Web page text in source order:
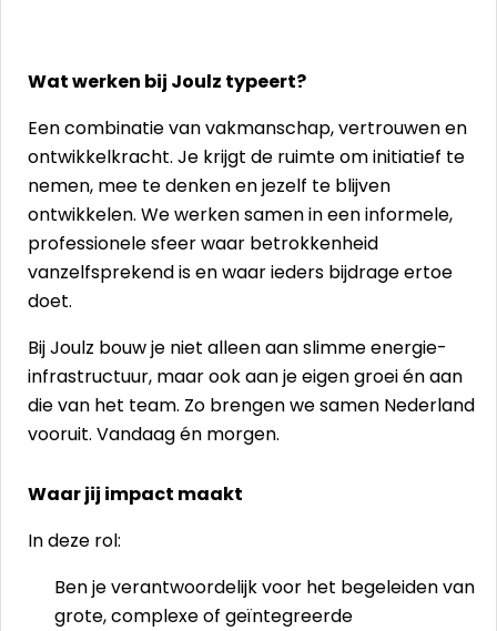
Wat werken bij Joulz typeert?
Een combinatie van vakmanschap, vertrouwen en
ontwikkelkracht. Je krijgt de ruimte om initiatief te
nemen, mee te denken en jezelf te blijven
ontwikkelen. We werken samen in een informele,
professionele sfeer waar betrokkenheid
vanzelfsprekend is en waar ieders bijdrage ertoe
doet.
Bij Joulz bouw je niet alleen aan slimme energie-
infrastructuur, maar ook aan je eigen groei én aan
die van het team. Zo brengen we samen Nederland
vooruit. Vandaag én morgen.
Waar jij impact maakt
In deze rol:
Ben je verantwoordelijk voor het begeleiden van
grote, complexe of geïntegreerde